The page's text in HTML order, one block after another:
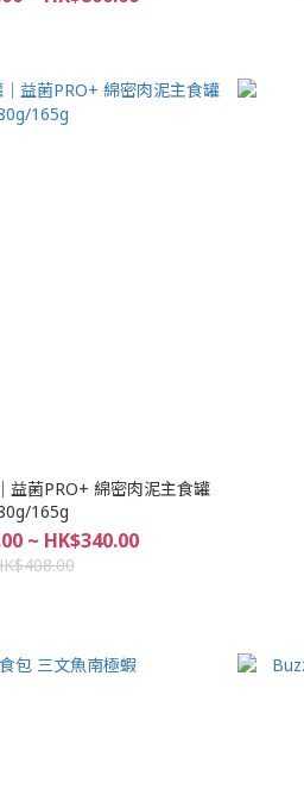
益菌PRO+ 綿密肉泥主食罐
165g
~ HK$340.00